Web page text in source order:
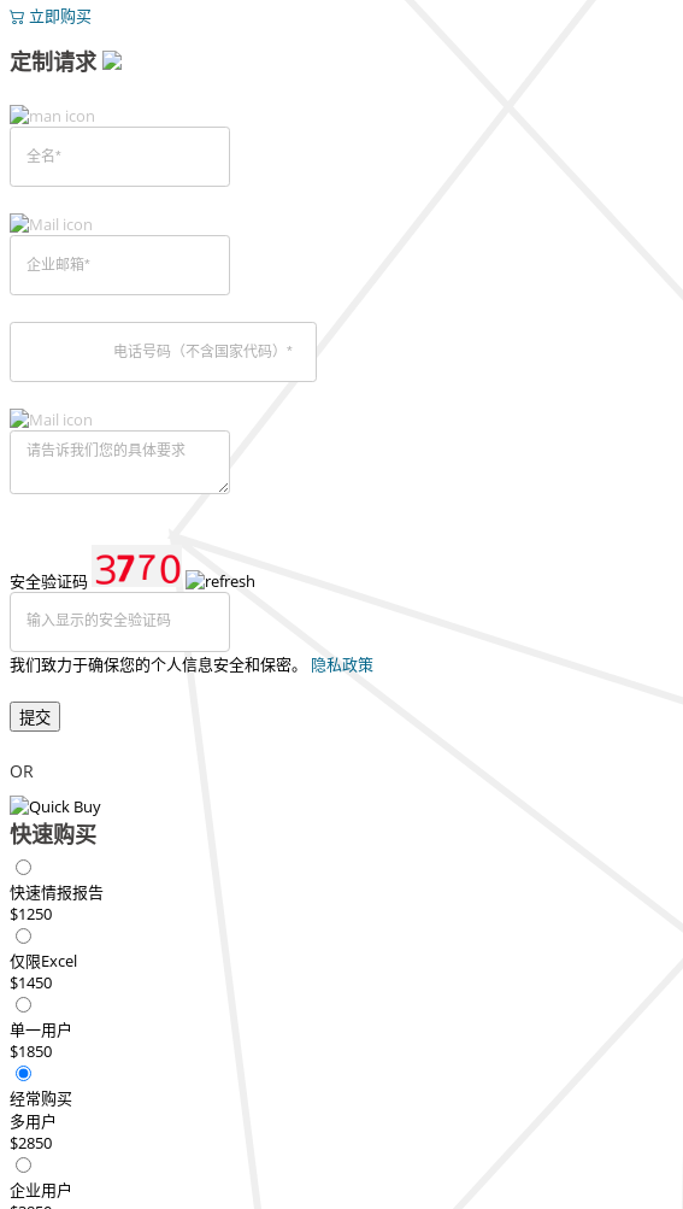
立即购买
定制请求
安全验证码
我们致力于确保您的个人信息安全和保密。 隐私政策
提交
OR
快速购买
快速情报报告
$1250
仅限Excel
$1450
单一用户
$1850
经常购买
多用户
$2850
企业用户